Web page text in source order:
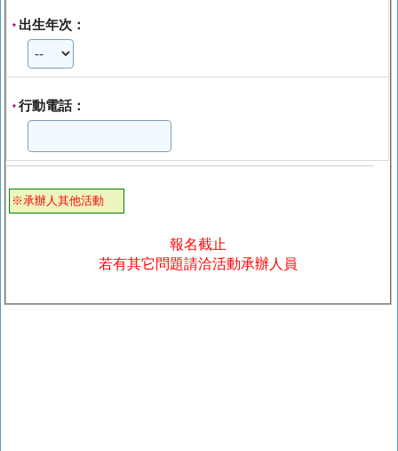
* 出生年次：
* 行動電話：
※承辦人其他活動
報名截止
若有其它問題請洽活動承辦人員